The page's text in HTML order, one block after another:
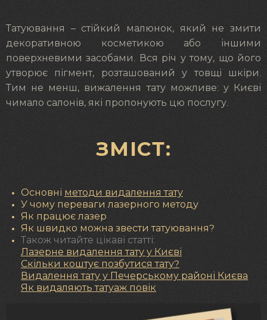
Татуювання – стійкий малюнок, який не змити
декоративною косметикою або іншими
поверхневими засобами. Вся річ у тому, що його
утворює пігмент, розташований у товщі шкіри.
Тим не менш, вижалення тату можливе: у Києві
чимало салонів, які пропонують цю послугу.
ЗМІСТ:
Основніметоди видалення тату
У чому переваги лазерного методу
Як працює лазер
Як швидко можна звести татуювання?
Також читайте цікаві статті:
Лазерне видалення тату у Києві
Скільки коштує позбутися тату?
Видалення тату у Печерському районі Києва
Як видаляють татуаж повік